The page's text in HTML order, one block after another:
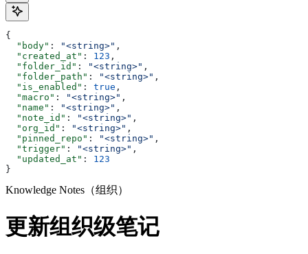
{
  "body"
: "<string>" ,
  "created_at"
: 123 ,
  "folder_id"
: "<string>" ,
  "folder_path"
: "<string>" ,
  "is_enabled"
: true ,
  "macro"
: "<string>" ,
  "name"
: "<string>" ,
  "note_id"
: "<string>" ,
  "org_id"
: "<string>" ,
  "pinned_repo"
: "<string>" ,
  "trigger"
: "<string>" ,
  "updated_at"
: 123
}
Knowledge Notes（组织）
更新组织级笔记